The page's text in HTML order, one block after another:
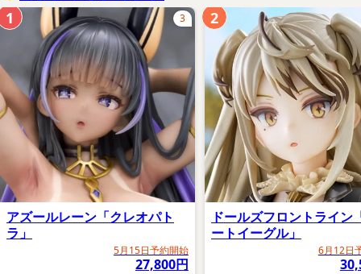
アズールレーン「クレオパト
ラ」
5月15日予約開始
27,800円
3
1
ドールズフロントライン
ートイーグル」
6月12日
2